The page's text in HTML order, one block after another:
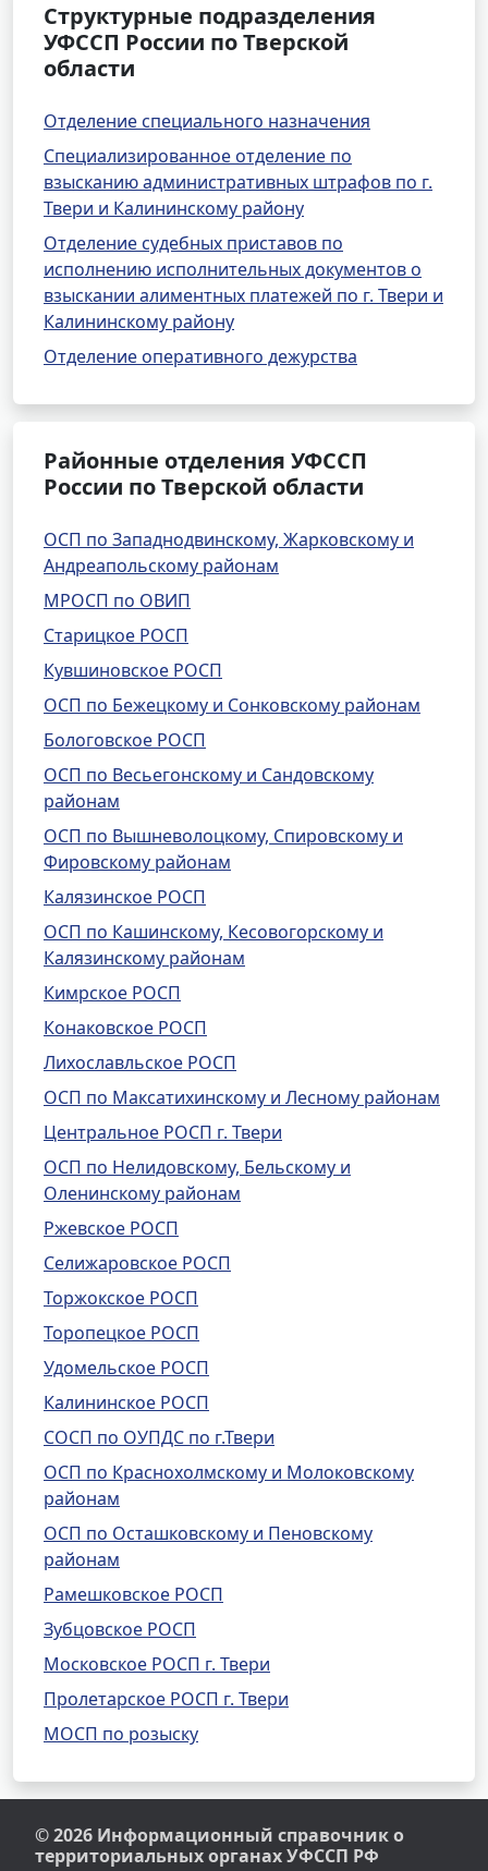
Структурные подразделения
УФССП России по Тверской
области
Отделение специального назначения
Специализированное отделение по
взысканию административных штрафов по г.
Твери и Калининскому району
Отделение судебных приставов по
исполнению исполнительных документов о
взыскании алиментных платежей по г. Твери и
Калининскому району
Отделение оперативного дежурства
Районные отделения УФССП
России по Тверской области
ОСП по Западнодвинскому, Жарковскому и
Андреапольскому районам
МРОСП по ОВИП
Старицкое РОСП
Кувшиновское РОСП
ОСП по Бежецкому и Сонковскому районам
Бологовское РОСП
ОСП по Весьегонскому и Сандовскому
районам
ОСП по Вышневолоцкому, Спировскому и
Фировскому районам
Калязинское РОСП
ОСП по Кашинскому, Кесовогорскому и
Калязинскому районам
Кимрское РОСП
Конаковское РОСП
Лихославльское РОСП
ОСП по Максатихинскому и Лесному районам
Центральное РОСП г. Твери
ОСП по Нелидовскому, Бельскому и
Оленинскому районам
Ржевское РОСП
Селижаровское РОСП
Торжокское РОСП
Торопецкое РОСП
Удомельское РОСП
Калининское РОСП
СОСП по ОУПДС по г.Твери
ОСП по Краснохолмскому и Молоковскому
районам
ОСП по Осташковскому и Пеновскому
районам
Рамешковское РОСП
Зубцовское РОСП
Московское РОСП г. Твери
Пролетарское РОСП г. Твери
МОСП по розыску
© 2026 Информационный справочник о
территориальных органах УФССП РФ